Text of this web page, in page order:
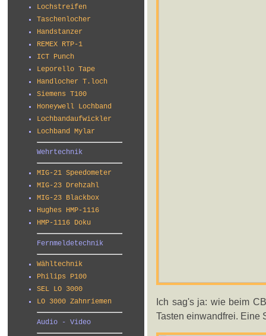
Lochstreifen
Taschenlocher
Handstanzer
REMEX RTP-1
ICT Punch
Leporello Tape
Handlocher T.loch
Siemens T100
Honeywell Lochband
Lochbandaufwickler
Lochband Mylar
Wehrtechnik
MIG-21 Speedometer
MIG-23 Drehzahl
MIG-23 Blackbox
Hughes HMP-1116
HMP-1116 Doku
Fernmeldetechnik
Wähltechnik
Philips P100
SEL LO 3000
LO 3000 Zahnriemen
Audio - Video
Ich sag's ja: wie beim
Tasten einwandfrei. Eine